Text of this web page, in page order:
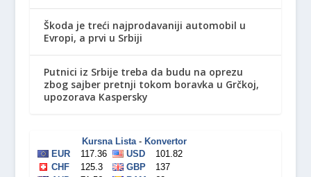
Škoda je treći najprodavaniji automobil u
Evropi, a prvi u Srbiji
Putnici iz Srbije treba da budu na oprezu
zbog sajber pretnji tokom boravka u Grčkoj,
upozorava Kaspersky